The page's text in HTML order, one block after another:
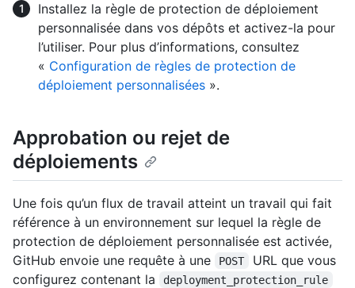
Installez la règle de protection de déploiement
personnalisée dans vos dépôts et activez-la pour
l’utiliser. Pour plus d’informations, consultez
« Configuration de règles de protection de
déploiement personnalisées ».
Approbation ou rejet de
déploiements
Une fois qu’un flux de travail atteint un travail qui fait
référence à un environnement sur lequel la règle de
protection de déploiement personnalisée est activée,
GitHub envoie une requête à une
POST
URL que vous
configurez contenant la
deployment_protection_rule